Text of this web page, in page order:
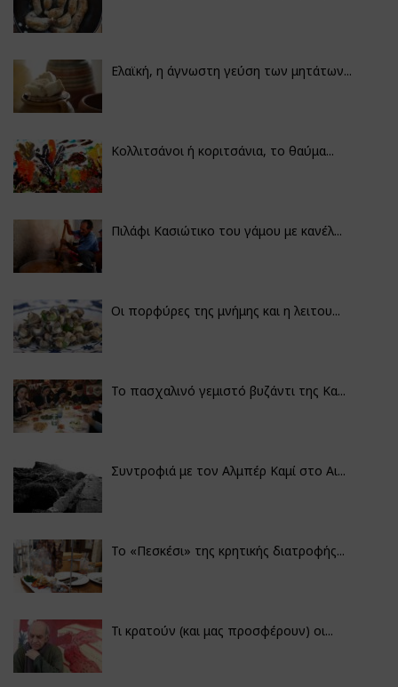
Ελαϊκή, η άγνωστη γεύση των μητάτων...
Κολλιτσάνοι ή κοριτσάνια, το θαύμα...
Πιλάφι Κασιώτικο του γάμου με κανέλ...
Οι πορφύρες της μνήμης και η λειτου...
Το πασχαλινό γεμιστό βυζάντι της Κα...
Συντροφιά με τον Αλμπέρ Καμί στο Αι...
Το «Πεσκέσι» της κρητικής διατροφής...
Τι κρατούν (και μας προσφέρουν) οι...